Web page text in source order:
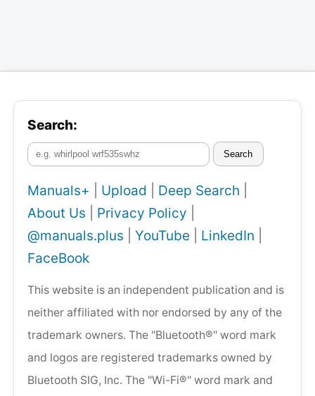
Search:
Search
Manuals+ Upload Deep Search
About Us
Privacy Policy
@manuals.plus
YouTube LinkedIn
FaceBook
This website is an independent publication and is
neither affiliated with nor endorsed by any of the
trademark owners. The "Bluetooth®" word mark
and logos are registered trademarks owned by
Bluetooth SIG, Inc. The "Wi-Fi®" word mark and